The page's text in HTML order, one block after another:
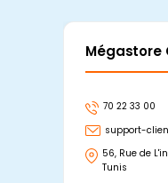
Mégastore
70 22 33 00
support-
56, Rue de
Tunis